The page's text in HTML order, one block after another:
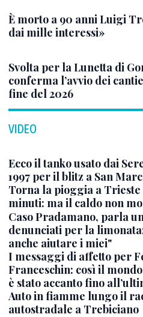
È morto a 90 anni Luigi
dai mille interessi»
Svolta per la Lunetta di
conferma l’avvio dei
fine del 2026
VIDEO
Ecco il tanko usato dai
1997 per il blitz a San
Torna la pioggia a
minuti: ma il caldo non
Caso Pradamano, parla
denunciati per la
anche aiutare i miei"
I messaggi di affetto per
Franceschin: così il
è stato accanto fino
Auto in fiamme lungo il
autostradale a Trebiciano